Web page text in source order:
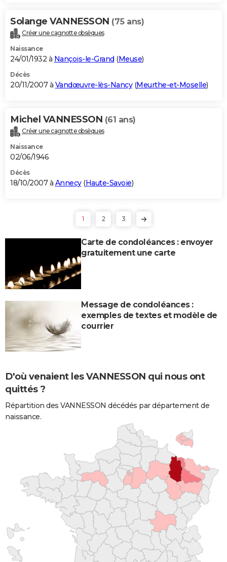
Solange VANNESSON (75 ans)
Créer une cagnotte obsèques
Naissance
24/01/1932 à Nançois-le-Grand (Meuse)
Décès
20/11/2007 à Vandœuvre-lès-Nancy(Meurthe-et-Moselle)
Michel VANNESSON (61 ans)
Créer une cagnotte obsèques
Naissance
02/06/1946
Décès
18/10/2007 à Annecy(Haute-Savoie)
1 2 3
Carte de condoléances : envoyer
gratuitement une carte
Message de condoléances :
exemples de textes et modèle de
courrier
D'où venaient les VANNESSON qui nous ont
quittés ?
Répartition des VANNESSON décédés par département de
naissance.